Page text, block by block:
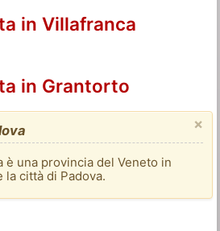
in Villafranca
in Grantorto
×
è una provincia del Veneto in
la città di Padova.